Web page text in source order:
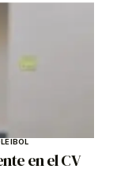
en el CV